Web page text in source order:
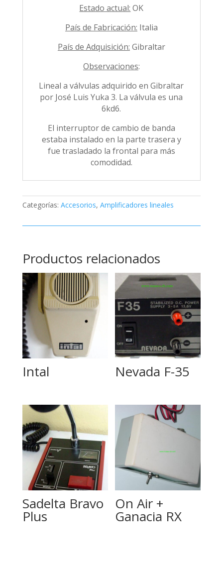
Estado actual: OK
País de Fabricación: Italia
País de Adquisición: Gibraltar
Observaciones:
Lineal a válvulas adquirido en Gibraltar
por José Luis Yuka 3. La válvula es una
6kd6.
El interruptor de cambio de banda
estaba instalado en la parte trasera y
fue trasladado la frontal para más
comodidad.
Categorías: Accesorios, Amplificadores lineales
Productos relacionados
Intal Nevada F-35
Sadelta Bravo
Plus
On Air +
Ganacia RX